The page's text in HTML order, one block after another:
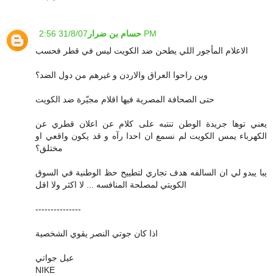
حسام بن ضرار 31/8/07 2:56 PM
الاعلام المأجور اللي يطحن ضد الكويت ليس في قطر فحسب
وين راحوا العراق والاردن و غيرهم من دول الضد؟
حتى الصحافة المصرية فيها اقلام مجيّرة ضد الكويت
يعني توها جريدة الوطن تنتبه على كلام عن اعلان قطري عن
الكهرباء يمس الكويت لم نسمع ان احدا رآه و قد يكون واقعي او
مختلق؟
يبا يبدو لي ان السالفه هدف تجاري لتطييح حظ الوطنية في السوق
الكويتي لمصلحة المنافسه ... لا اكثر ولا اقل
---------------
اذا كان جوتي النصر يقوي الشخصية
عيل جواتي
NIKE